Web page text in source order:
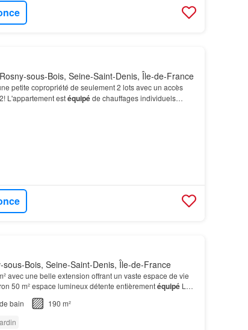
sous-Bois, Seine-Saint-Denis, Île-de-France
petite copropriété de seulement 2 lots avec un accès
L'appartement estéquipéde chauffages individuels
Bois, Seine-Saint-Denis, Île-de-France
avec une belle extension offrant un vaste espace de vie
50 m² espace lumineux détente entièrementéquipéLe
agréables: terrasses, coin…
bain
190 m²